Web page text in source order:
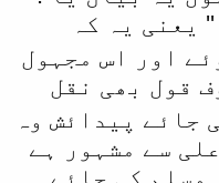
یعنی یہ کہ
اور اس مجہول
قول بھی نقل
جائے پیدائش وہ
سے مشہور ہے
وسلم کی جائے